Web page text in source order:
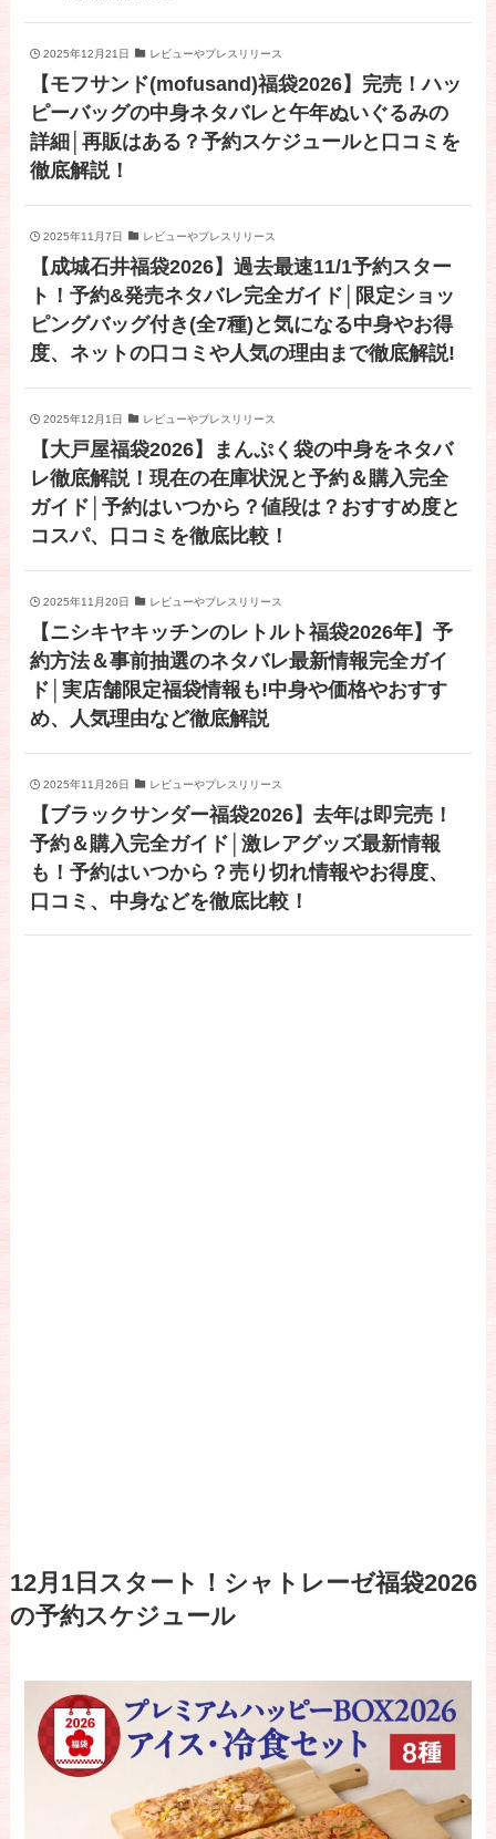
2025年12月21日 レビューやプレスリリース
【モフサンド(mofusand)福袋2026】完売！ハッ
ピーバッグの中身ネタバレと午年ぬいぐるみの
詳細│再販はある？予約スケジュールと口コミを
徹底解説！
2025年11月7日 レビューやプレスリリース
【成城石井福袋2026】過去最速11/1予約スター
ト！予約&発売ネタバレ完全ガイド│限定ショッ
ピングバッグ付き(全7種)と気になる中身やお得
度、ネットの口コミや人気の理由まで徹底解説!
2025年12月1日 レビューやプレスリリース
【大戸屋福袋2026】まんぷく袋の中身をネタバ
レ徹底解説！現在の在庫状況と予約＆購入完全
ガイド│予約はいつから？値段は？おすすめ度と
コスパ、口コミを徹底比較！
2025年11月20日 レビューやプレスリリース
【ニシキヤキッチンのレトルト福袋2026年】予
約方法＆事前抽選のネタバレ最新情報完全ガイ
ド│実店舗限定福袋情報も!中身や価格やおすす
め、人気理由など徹底解説
2025年11月26日 レビューやプレスリリース
【ブラックサンダー福袋2026】去年は即完売！
予約＆購入完全ガイド│激レアグッズ最新情報
も！予約はいつから？売り切れ情報やお得度、
口コミ、中身などを徹底比較！
12月1日スタート！シャトレーゼ福袋2026
の予約スケジュール